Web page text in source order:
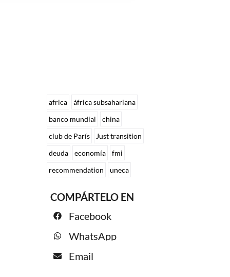
africa
áfrica subsahariana
banco mundial
china
club de París
Just transition
deuda
economía
fmi
recommendation
uneca
COMPÁRTELO EN
Facebook
WhatsApp
Email